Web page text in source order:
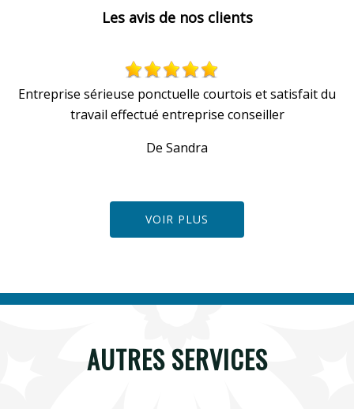
Les avis de nos clients
Entreprise sérieuse ponctuelle courtois et satisfait du
travail effectué entreprise conseiller
De Sandra
VOIR PLUS
AUTRES SERVICES